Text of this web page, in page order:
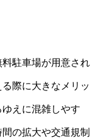
駐車場が用意され
際に大きなメリッ
えに混雑しやす
の拡大や交通規制